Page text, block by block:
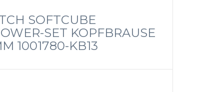
SOFTCUBE
SET KOPFBRAUSE
1001780-KB13